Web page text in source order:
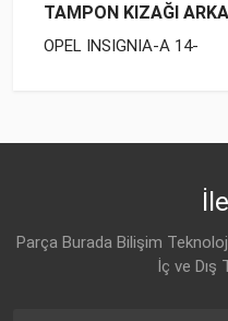
TAMPON KIZAĞI
OPEL INSIGNIA-A 14-
Parça Burada Bilişim
İç ve Dış